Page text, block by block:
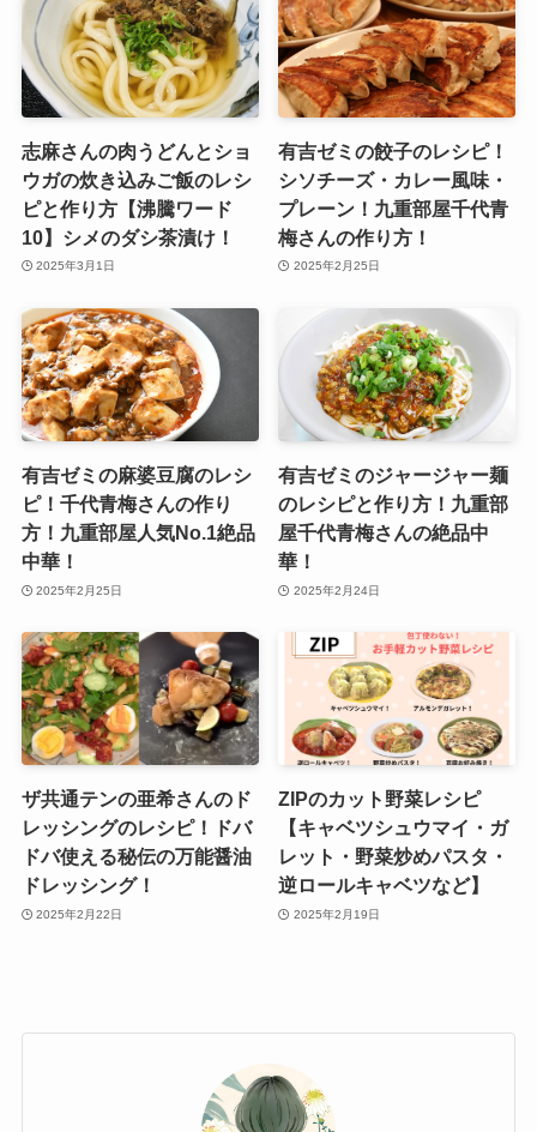
志麻さんの肉うどんとショ
ウガの炊き込みご飯のレシ
ピと作り方【沸騰ワード
10】シメのダシ茶漬け！
2025年3月1日
有吉ゼミの餃子のレシピ！
シソチーズ・カレー風味・
プレーン！九重部屋千代青
梅さんの作り方！
2025年2月25日
有吉ゼミの麻婆豆腐のレシ
ピ！千代青梅さんの作り
方！九重部屋人気No.1絶品
中華！
2025年2月25日
有吉ゼミのジャージャー麺
のレシピと作り方！九重部
屋千代青梅さんの絶品中
華！
2025年2月24日
ザ共通テンの亜希さんのド
レッシングのレシピ！ドバ
ドバ使える秘伝の万能醤油
ドレッシング！
2025年2月22日
ZIPのカット野菜レシピ
【キャベツシュウマイ・ガ
レット・野菜炒めパスタ・
逆ロールキャベツなど】
2025年2月19日